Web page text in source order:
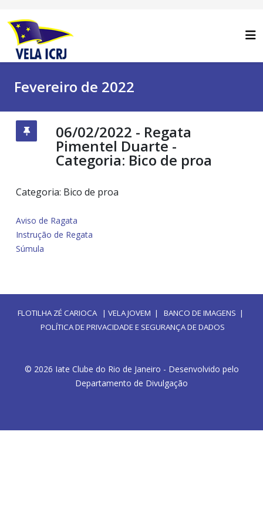
Fevereiro de 2022
06/02/2022 - Regata
Pimentel Duarte -
Categoria: Bico de proa
Categoria: Bico de proa
Aviso de Ragata
Instrução de Regata
Súmula
FLOTILHA ZÉ CARIOCA| VELA JOVEM | BANCO DE IMAGENS |
POLÍTICA DE PRIVACIDADE E SEGURANÇA DE DADOS
© 2026 Iate Clube do Rio de Janeiro - Desenvolvido pelo
Departamento de Divulgação